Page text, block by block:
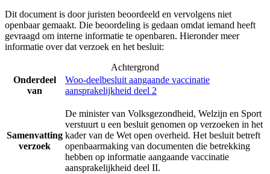
Dit document is door juristen beoordeeld en vervolgens niet
openbaar gemaakt. Die beoordeling is gedaan omdat iemand heeft
gevraagd om interne informatie te openbaren. Hieronder meer
informatie over dat verzoek en het besluit:
Achtergrond
Onderdeel
van
Woo-deelbesluit aangaande vaccinatie
aansprakelijkheid deel 2
Samenvatting
verzoek
De minister van Volksgezondheid, Welzijn en Sport
verstuurt u een besluit genomen op verzoeken in het
kader van de Wet open overheid. Het besluit betreft
openbaarmaking van documenten die betrekking
hebben op informatie aangaande vaccinatie
aansprakelijkheid deel II.